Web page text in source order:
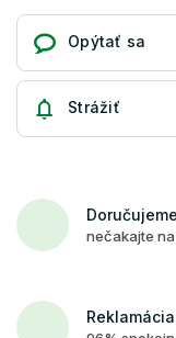
Opýtať sa
Strážiť
nečakajte